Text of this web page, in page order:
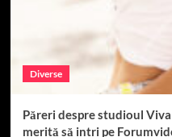
Diverse
Păreri despre studioul
merită să intri pe